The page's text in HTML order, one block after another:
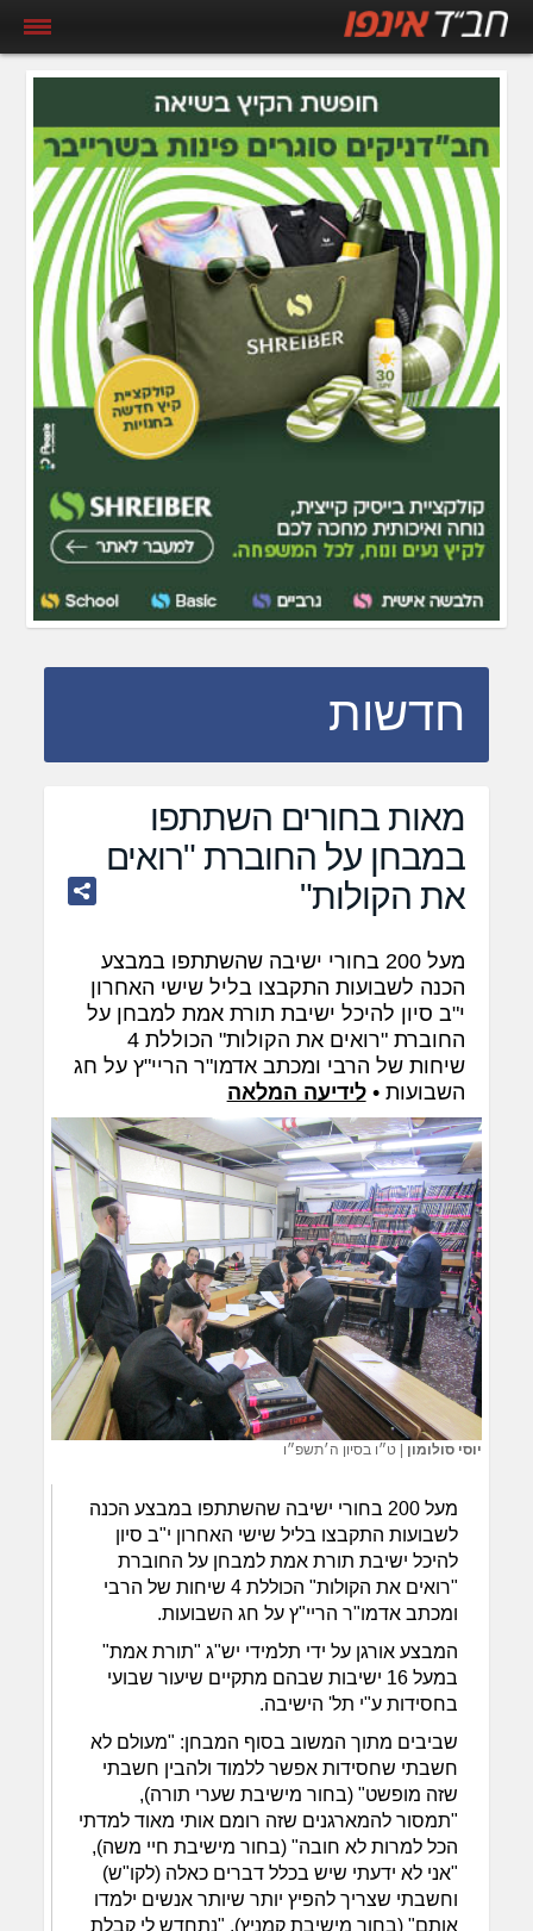
חדשות
מאות בחורים השתתפו
במבחן על החוברת "רואים
את הקולות"
מעל 200 בחורי ישיבה שהשתתפו במבצע
הכנה לשבועות התקבצו בליל שישי האחרון
י"ב סיון להיכל ישיבת תורת אמת למבחן על
החוברת "רואים את הקולות" הכוללת 4
שיחות של הרבי ומכתב אדמו"ר הריי"ץ על חג
השבועות •לידיעה המלאה
יוסי סולומון |ט״ו בסיון ה׳תשפ״ו
מעל 200 בחורי ישיבה שהשתתפו במבצע הכנה
לשבועות התקבצו בליל שישי האחרון י"ב סיון
להיכל ישיבת תורת אמת למבחן על החוברת
"רואים את הקולות" הכוללת 4 שיחות של הרבי
ומכתב אדמו"ר הריי"ץ על חג השבועות.
המבצע אורגן על ידי תלמידי יש"ג "תורת אמת"
במעל 16 ישיבות שבהם מתקיים שיעור שבועי
בחסידות ע"י תל' הישיבה.
שביבים מתוך המשוב בסוף המבחן: "מעולם לא
חשבתי שחסידות אפשר ללמוד ולהבין חשבתי
שזה מופשט" (בחור מישיבת שערי תורה),
"תמסור להמארגנים שזה רומם אותי מאוד למדתי
הכל למרות לא חובה" (בחור מישיבת חיי משה),
"אני לא ידעתי שיש בכלל דברים כאלה (לקו"ש)
וחשבתי שצריך להפיץ יותר שיותר אנשים ילמדו
אותם" (בחור מישיבת קמניץ), "נתחדש לי קבלת